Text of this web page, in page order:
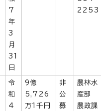
7
年
3
月
31
日
2253
令
和
4
9億
5,726
万1千円
非
公
募
農林水
産部
農政課